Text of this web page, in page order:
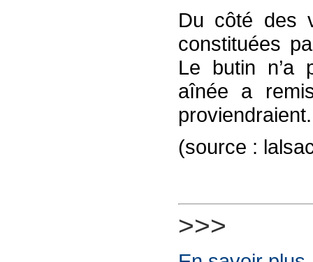
Du côté des
constituées
Le butin n’a
aînée a
proviendraient.
(source :
>>>